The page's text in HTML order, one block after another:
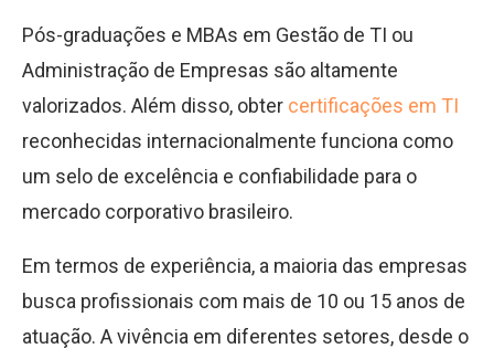
Pós-graduações e MBAs em Gestão de TI ou
Administração de Empresas são altamente
valorizados. Além disso, obter certificações em TI
reconhecidas internacionalmente funciona como
um selo de excelência e confiabilidade para o
mercado corporativo brasileiro.
Em termos de experiência, a maioria das empresas
busca profissionais com mais de 10 ou 15 anos de
atuação. A vivência em diferentes setores, desde o